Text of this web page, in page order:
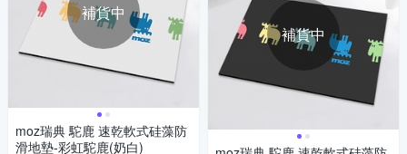
補貨中
moz瑞典 駝鹿 速乾軟式硅藻防
滑地墊-彩虹駝鹿(奶白)
補貨中